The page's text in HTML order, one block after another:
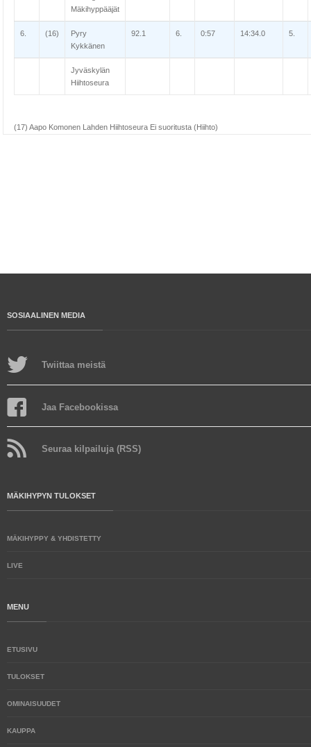
Mäkihyppääjät
6. (16)
Pyry
Kykkänen
92.1 6. 0:57 14:34.0 5.
Jyväskylän
Hiihtoseura
(17) Aapo Komonen Lahden Hiihtoseura Ei suoritusta (Hiihto)
SOSIAALINEN MEDIA
Twiittaa meistä
Jaa Facebookissa
Seuraa kilpailuja (RSS)
MÄKIHYPYN TULOKSET
MÄKIHYPPY & YHDISTETTY
LIVE
MENU
ETUSIVU
TULOKSET
OMINAISUUDET
KAUPPA